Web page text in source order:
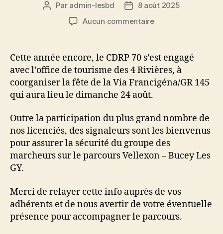
Auteur
l’article
Par admin-lesbd
Date8 août 2025
Aucun commentairesur
2025
:
Fête
de
FRANCIGENA
/
GR145
Cette année encore, le CDRP 70 s’est engagé
avec l’office de tourisme des 4 Rivières, à
coorganiser la fête de la Via Francigéna/GR 145
qui aura lieu le dimanche 24 août.
Outre la participation du plus grand nombre de
nos licenciés, des signaleurs sont les bienvenus
pour assurer la sécurité du groupe des
marcheurs sur le parcours Vellexon – Bucey Les
GY.
Merci de relayer cette info auprès de vos
adhérents et de nous avertir de votre éventuelle
présence pour accompagner le parcours.